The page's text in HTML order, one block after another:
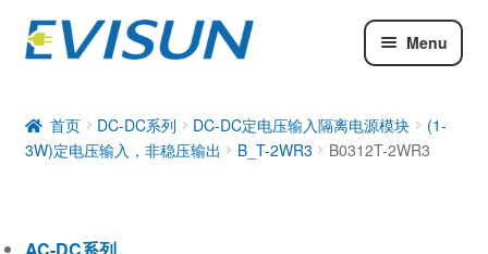
Menu
DC-DC系列
工业通信模块
首页 DC-DC系列 DC-DC定电压输入隔离电源模块
(1-
3W)定电压输入，非稳压输出
B_T-2WR3 B0312T-2WR3
AC-DC系列